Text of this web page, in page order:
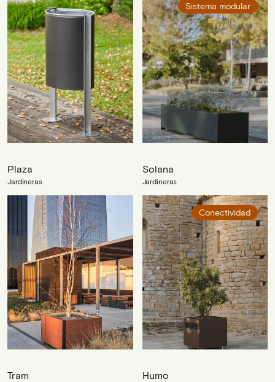
Sistema modular
Plaza
Jardineras
Solana
Jardineras
Conectividad
Tram Humo